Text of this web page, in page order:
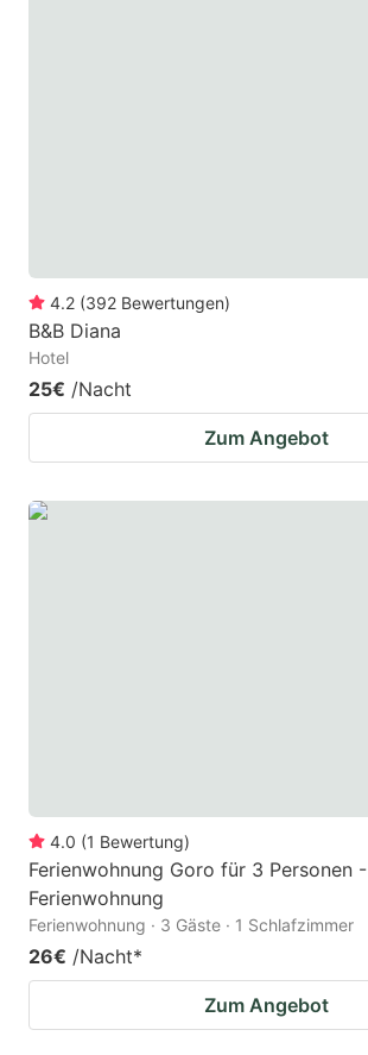
4.2 (392 Bewertungen)
B&B Diana
Hotel
25€ /Nacht
Zum Angebot
4.0 (1 Bewertung)
Ferienwohnung Goro für 3 Personen -
Ferienwohnung
Ferienwohnung · 3 Gäste · 1 Schlafzimmer
26€ /Nacht*
Zum Angebot